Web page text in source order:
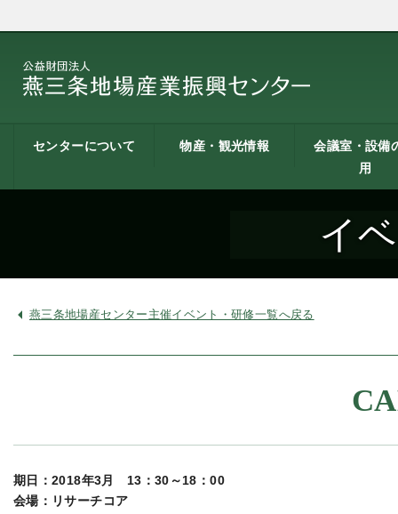
センターについて 物産・観光情報
会議室・設備
用
にあたって
イ
燕三条地場産センター主催イベント・研修一覧へ戻る
期日：2018年3月 13：30～18：00
会場：リサーチコア